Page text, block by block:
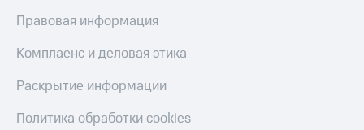
Правовая информация
Комплаенс и деловая этика
Раскрытие информации
Политика обработки cookies